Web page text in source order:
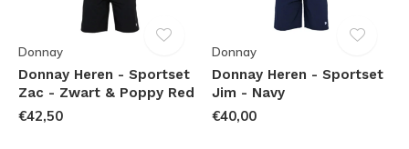
Donnay
Donnay Heren - Sportset
Zac - Zwart & Poppy Red
€42,50
Donnay
Donnay Heren - Sportset
Jim - Navy
€40,00